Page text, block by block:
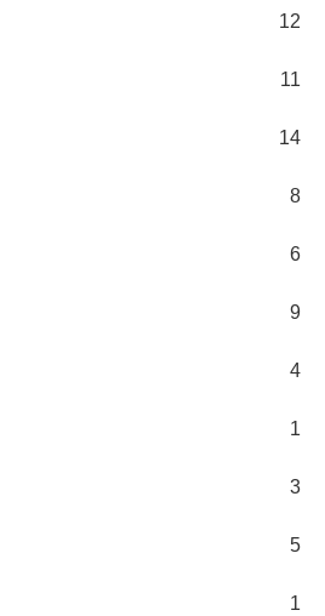
12
11
14
8
6
9
4
1
3
5
1